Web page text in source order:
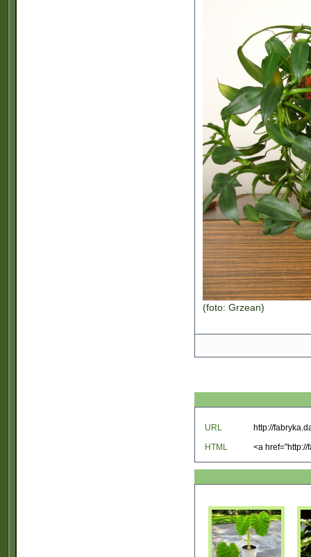
(foto: Grzean)
URL
HTML